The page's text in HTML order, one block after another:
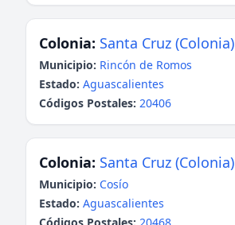
Colonia: Santa Cruz (Colonia)
Municipio: Rincón de Romos
Estado: Aguascalientes
Códigos Postales: 20406
Colonia: Santa Cruz (Colonia)
Municipio: Cosío
Estado: Aguascalientes